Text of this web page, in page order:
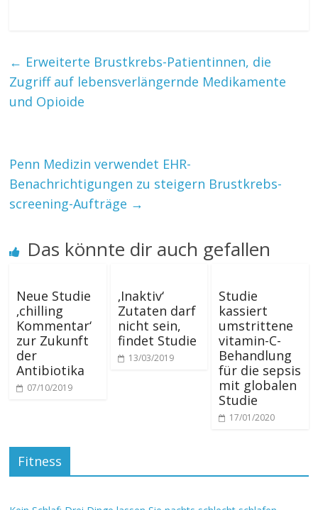
← Erweiterte Brustkrebs-Patientinnen, die
Zugriff auf lebensverlängernde Medikamente
und Opioide
Penn Medizin verwendet EHR-
Benachrichtigungen zu steigern Brustkrebs-
screening-Aufträge →
Das könnte dir auch gefallen
Neue Studie
‚chilling
Kommentar‘
zur Zukunft
der
Antibiotika
07/10/2019
‚Inaktiv‘
Zutaten darf
nicht sein,
findet Studie
13/03/2019
Studie
kassiert
umstrittene
vitamin-C-
Behandlung
für die sepsis
mit globalen
Studie
17/01/2020
Fitness